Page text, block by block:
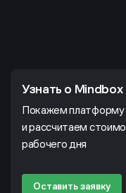
Узнать о
Покажем платформу
и рассчитаем
рабочего дня
Оставить заявку